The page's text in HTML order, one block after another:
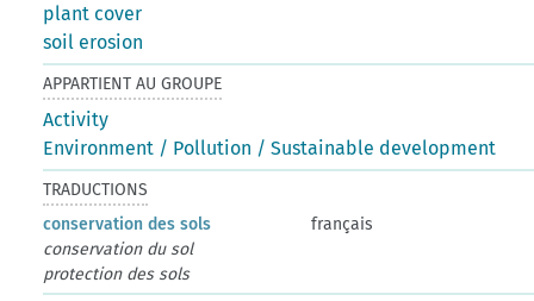
plant cover
soil erosion
APPARTIENT AU GROUPE
Activity
Environment / Pollution / Sustainable development
TRADUCTIONS
conservation des sols
français
conservation du sol
protection des sols